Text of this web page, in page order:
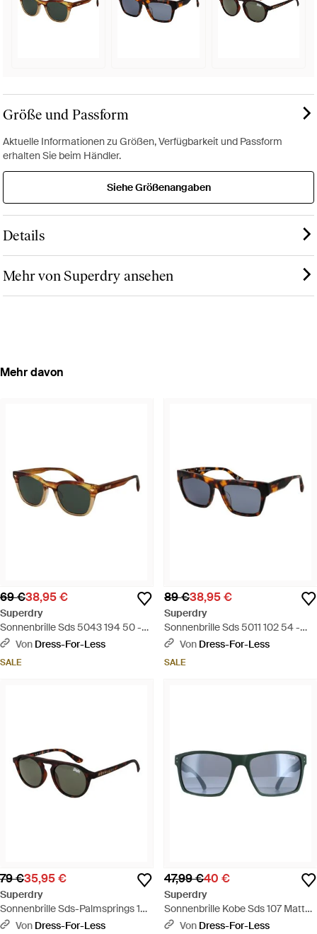
Größe und Passform
Aktuelle Informationen zu Größen, Verfügbarkeit und Passform
erhalten Sie beim Händler.
Siehe Größenangaben
Details
Mehr von Superdry ansehen
Mehr davon
69 €38,95 €
Superdry
Sonnenbrille Sds 5043 194 50 -
Braun
Von Dress-For-Less
SALE
89 €38,95 €
Superdry
Sonnenbrille Sds 5011 102 54 -
BlauVon Dress-For-Less
SALE
79 €35,95 €
Superdry
Sonnenbrille Sds-Palmsprings 102
49 - Schwarz
Von Dress-For-Less
47,99 €40 €
Superdry
Sonnenbrille Kobe Sds 107 Matt
Gummiert Grau - Grau
Von Dress-For-Less